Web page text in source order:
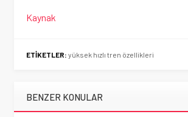
Kaynak
ETİKETLER: yüksek hızlı tren özellikleri
BENZER KONULAR